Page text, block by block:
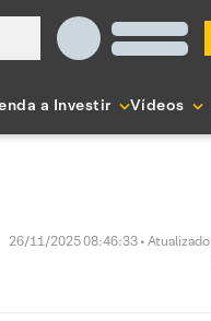
a Investir Vídeos
26/11/2025 08:46:33 •